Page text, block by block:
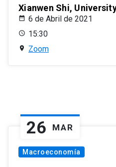
Xianwen Shi,
6 de Abril de 2021
15:30
Zoom
26 MAR
Macroeconomía